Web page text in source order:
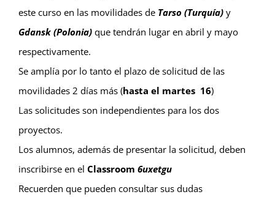
este curso en las movilidades de Tarso (Turquía) y
Gdansk (Polonia) que tendrán lugar en abril y mayo
respectivamente.
Se amplía por lo tanto el plazo de solicitud de las
movilidades 2 días más (hasta el martes 16)
Las solicitudes son independientes para los dos
proyectos.
Los alumnos, además de presentar la solicitud, deben
inscribirse en el Classroom 6uxetgu
Recuerden que pueden consultar sus dudas